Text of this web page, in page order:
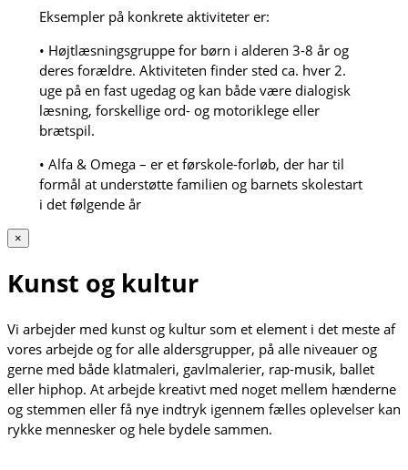
Eksempler på konkrete aktiviteter er:
• Højtlæsningsgruppe for børn i alderen 3-8 år og
deres forældre. Aktiviteten finder sted ca. hver 2.
uge på en fast ugedag og kan både være dialogisk
læsning, forskellige ord- og motoriklege eller
brætspil.
• Alfa & Omega – er et førskole-forløb, der har til
formål at understøtte familien og barnets skolestart
i det følgende år
×
Kunst og kultur
Vi arbejder med kunst og kultur som et element i det meste af
vores arbejde og for alle aldersgrupper, på alle niveauer og
gerne med både klatmaleri, gavlmalerier, rap-musik, ballet
eller hiphop. At arbejde kreativt med noget mellem hænderne
og stemmen eller få nye indtryk igennem fælles oplevelser kan
rykke mennesker og hele bydele sammen.